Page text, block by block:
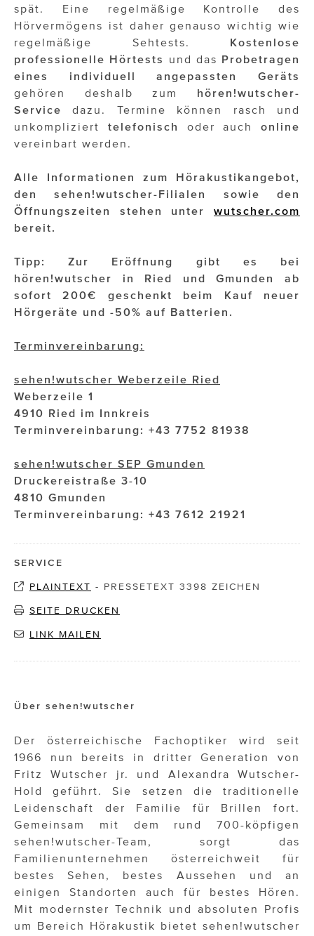
spät. Eine regelmäßige Kontrolle des
Hörvermögens ist daher genauso wichtig wie
regelmäßige Sehtests. Kostenlose
professionelle Hörtests
und das Probetragen
eines individuell angepassten Geräts
gehören deshalb zum hören!wutscher-
Service
dazu. Termine können rasch und
unkompliziert telefonisch oder auch online
vereinbart werden.
Alle Informationen zum Hörakustikangebot,
den sehen!wutscher-Filialen sowie den
Öffnungszeiten stehen unter wutscher.com
bereit.
Tipp: Zur Eröffnung gibt es bei
hören!wutscher in Ried und Gmunden ab
sofort 200€ geschenkt beim Kauf neuer
Hörgeräte und -50% auf Batterien.
Terminvereinbarung:
sehen!wutscher Weberzeile Ried
Weberzeile 1
4910 Ried im Innkreis
Terminvereinbarung: +43 7752 81938
sehen!wutscher SEP Gmunden
Druckereistraße 3-10
4810 Gmunden
Terminvereinbarung: +43 7612 21921
SERVICE
PLAINTEXT - PRESSETEXT 3398 ZEICHEN
SEITE DRUCKEN
LINK MAILEN
Über sehen!wutscher
Der österreichische Fachoptiker wird seit
1966 nun bereits in dritter Generation von
Fritz Wutscher jr. und Alexandra Wutscher-
Hold geführt. Sie setzen die traditionelle
Leidenschaft der Familie für Brillen fort.
Gemeinsam mit dem rund 700-köpfigen
sehen!wutscher-Team, sorgt das
Familienunternehmen österreichweit für
bestes Sehen, bestes Aussehen und an
einigen Standorten auch für bestes Hören.
Mit modernster Technik und absoluten Profis
um Bereich Hörakustik bietet sehen!wutscher